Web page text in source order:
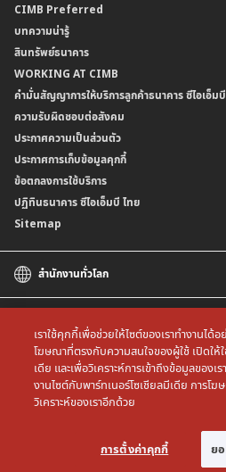
กำหนดระยะเวลาการขายหรือฝากเงินได้ที่เป็นเงินตร
ค่าธรรมเนียม
อัตราค่าธรรมเนียมการฝากถอนบัญชีเงินฝากเงินตร
ข้อกำหนดบัญชีเงินฝาก
เงื่อนไขและค่าธรรมเนียมที่เกี่ยวกับการให้บริการบัญ
บริการฝากเงินเข้าบัญชีธนาคาร ซีไอเอ็มบี ไทย ที่ตู้บุ
พร้อมเพย์
บริการเปิดบัญชีด้วยการยืนยันตัวตนรูปแบบดิจิทัล
การขอและรับส่งข้อมูลรายการเคลื่อนไหวบัญชีเงินฝ
ธนาคาร (dStatement)
บริการยืนยันตัวตนรูปแบบดิจิทัล (NDID) เพื่อทำธรุ
สาขาธนาคาร
ข้อมูลคุณภาพการให้บริการ
คำมั่นสัญญาการให้บริการลูกค้าธนาคาร ซีไอเอ็มบี ไท
Form Download Center
CIMB Preferred
บทความน่ารู้
สินทรัพย์ธนาคาร
WORKING AT CIMB
คำมั่นสัญญาการให้บริการลูกค้าธนาคาร ซีไอเอ็ม
ความรับผิดชอบต่อสังคม
ประกาศความเป็นส่วนตัว
ประกาศการเก็บข้อมูลคุกกี้
ข้อตกลงการใช้บริการ
ปฏิทินธนาคาร ซีไอเอ็มบี ไทย
Sitemap
สำนักงานทั่วโลก
CIMB Islamic
CIMB Bank (MY)
CIMB Bank (SG)
CIMB Bank (KH)
CIMB Niaga
All rights reserved. Copyright © 2026
เราใช้คุกกี้เพื่อช่วยให้ไซต์ของเราทำงานได้
โฆษณาที่ตรงกับความสนใจของผู้ใช้ เปิดใ
เดีย และเพื่อวิเคราะห์การเข้าถึงข้อมูลของเ
งานไซต์กับพาร์ทเนอร์โซเชียลมีเดีย การโฆ
วิเคราะห์ของเราอีกด้วย
การตั้งค่าคุกกี้ ย